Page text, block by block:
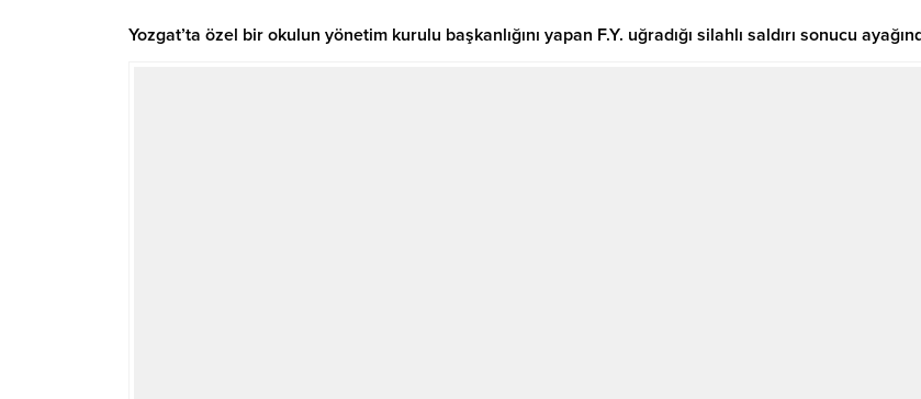
Yozgat’ta özel bir okulun yönetim kurulu başkanlığını yapan F.Y. uğradığı silahlı saldırı sonucu